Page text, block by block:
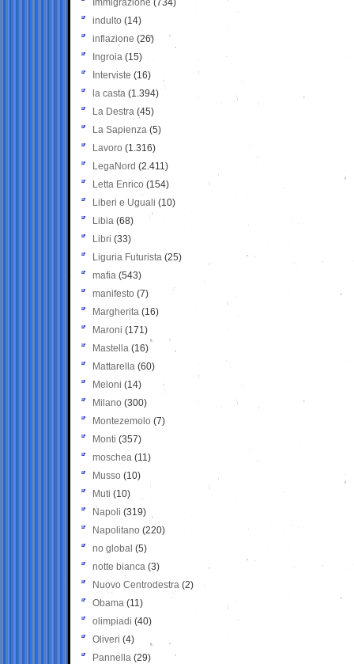
Immigrazione (734)
indulto (14)
inflazione (26)
Ingroia (15)
Interviste (16)
la casta (1.394)
La Destra (45)
La Sapienza (5)
Lavoro (1.316)
LegaNord (2.411)
Letta Enrico (154)
Liberi e Uguali (10)
Libia (68)
Libri (33)
Liguria Futurista (25)
mafia (543)
manifesto (7)
Margherita (16)
Maroni (171)
Mastella (16)
Mattarella (60)
Meloni (14)
Milano (300)
Montezemolo (7)
Monti (357)
moschea (11)
Musso (10)
Muti (10)
Napoli (319)
Napolitano (220)
no global (5)
notte bianca (3)
Nuovo Centrodestra (2)
Obama (11)
olimpiadi (40)
Oliveri (4)
Pannella (29)